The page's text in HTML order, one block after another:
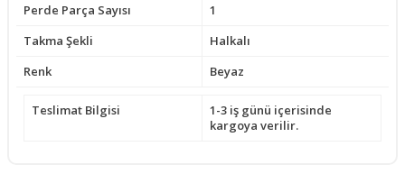
Perde Parça Sayısı
1
Takma Şekli
Halkalı
Renk
Beyaz
Teslimat Bilgisi
1-3 iş günü içerisinde
kargoya verilir.